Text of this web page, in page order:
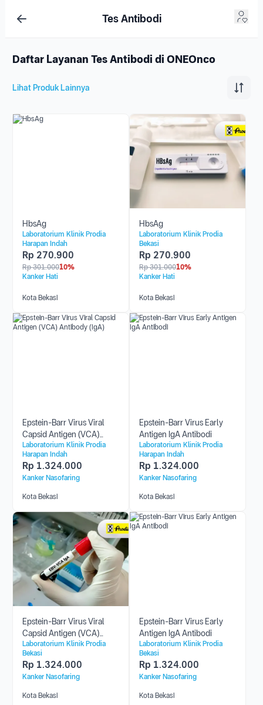
Tes Antibodi
Daftar Layanan Tes Antibodi di ONEOnco
Lihat Produk Lainnya
HbsAg
Laboratorium Klinik Prodia
Harapan Indah
Rp 270.900
Rp 301.00010%
Kanker Hati
Kota Bekasi
HbsAg
Laboratorium Klinik Prodia
Bekasi
Rp 270.900
Rp 301.00010%
Kanker Hati
Kota Bekasi
Epstein-Barr Virus Viral
Capsid Antigen (VCA)
Antibody (IgA)
Laboratorium Klinik Prodia
Harapan Indah
Rp 1.324.000
Kanker Nasofaring
Kota Bekasi
Epstein-Barr Virus Early
Antigen IgA Antibodi
Laboratorium Klinik Prodia
Harapan Indah
Rp 1.324.000
Kanker Nasofaring
Kota Bekasi
Epstein-Barr Virus Viral
Capsid Antigen (VCA)
Antibody (IgA)
Laboratorium Klinik Prodia
Bekasi
Rp 1.324.000
Kanker Nasofaring
Kota Bekasi
Epstein-Barr Virus Early
Antigen IgA Antibodi
Laboratorium Klinik Prodia
Bekasi
Rp 1.324.000
Kanker Nasofaring
Kota Bekasi